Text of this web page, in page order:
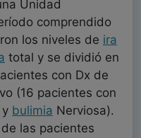
Unidad
comprendido
los niveles de ira
total y se dividió en
con Dx de
(16 pacientes con
bulimia Nerviosa).
las pacientes